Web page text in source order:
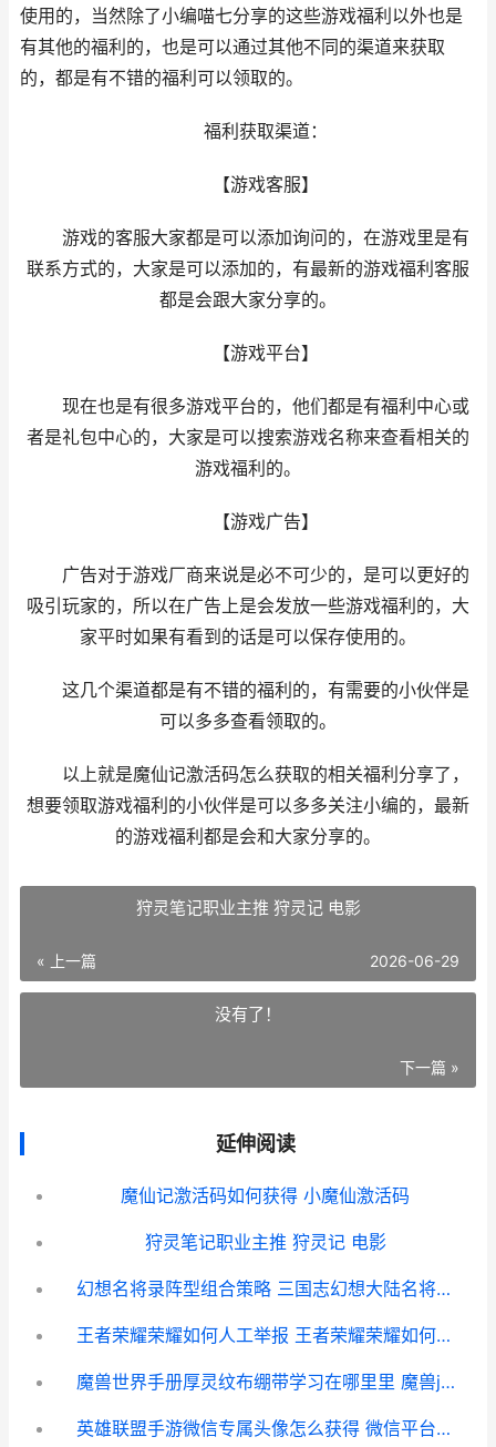
使用的，当然除了小编喵七分享的这些游戏福利以外也是
有其他的福利的，也是可以通过其他不同的渠道来获取
的，都是有不错的福利可以领取的。
福利获取渠道：
【游戏客服】
游戏的客服大家都是可以添加询问的，在游戏里是有
联系方式的，大家是可以添加的，有最新的游戏福利客服
都是会跟大家分享的。
【游戏平台】
现在也是有很多游戏平台的，他们都是有福利中心或
者是礼包中心的，大家是可以搜索游戏名称来查看相关的
游戏福利的。
【游戏广告】
广告对于游戏厂商来说是必不可少的，是可以更好的
吸引玩家的，所以在广告上是会发放一些游戏福利的，大
家平时如果有看到的话是可以保存使用的。
这几个渠道都是有不错的福利的，有需要的小伙伴是
可以多多查看领取的。
以上就是魔仙记激活码怎么获取的相关福利分享了，
想要领取游戏福利的小伙伴是可以多多关注小编的，最新
的游戏福利都是会和大家分享的。
狩灵笔记职业主推 狩灵记 电影
« 上一篇 2026-06-29
没有了！
下一篇 »
延伸阅读
魔仙记激活码如何获得 小魔仙激活码
狩灵笔记职业主推 狩灵记 电影
幻想名将录阵型组合策略 三国志幻想大陆名将历练用刷新吗
王者荣耀荣耀如何人工举报 王者荣耀荣耀如何申请退款
魔兽世界手册厚灵纹布绷带学习在哪里里 魔兽jass手册
英雄联盟手游微信专属头像怎么获得 微信平台专属头像框获取方法